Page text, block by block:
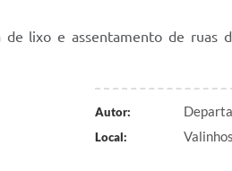
lixo e assentamento de ruas
Autor:
Local: